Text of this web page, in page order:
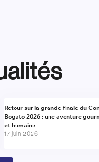
Actualité
Retour sur la grande finale du
Bogato 2026 : une aventure
et humaine
17 juin 2026